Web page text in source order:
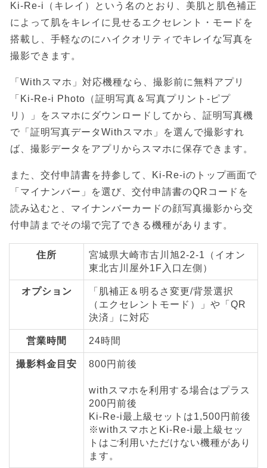
Ki-Re-i（キレイ）という名のとおり、美肌と肌色補正
によって肌をキレイに見せるエクセレント・モードを
搭載し、手軽なのにハイクオリティでキレイな写真を
撮影できます。
「Withスマホ」対応機種なら、撮影前に無料アプリ
「Ki-Re-i Photo（証明写真＆写真プリント-ピプ
リ）」をスマホにダウンロードしてから、証明写真機
で「証明写真データWithスマホ」を選んで撮影すれ
ば、撮影データをアプリからスマホに保存できます。
また、交付申請書を持参して、Ki-Re-iのトップ画面で
「マイナンバー」を選び、交付申請書のQRコードを
読み込むと、マイナンバーカードの顔写真撮影から交
付申請までその場で完了できる機種があります。
住所
宮城県大崎市古川旭2-2-1（イオン
東北古川屋外1F入口左側）
オプション
「肌補正＆明るさ変更/背景選択
（エクセレントモード）」や「QR
決済」に対応
営業時間 24時間
撮影料金目安 800円前後
withスマホを利用する場合はプラス
200円前後
Ki-Re-i最上級セットは1,500円前後
※withスマホとKi-Re-i最上級セッ
トはご利用いただけない機種があり
ます。